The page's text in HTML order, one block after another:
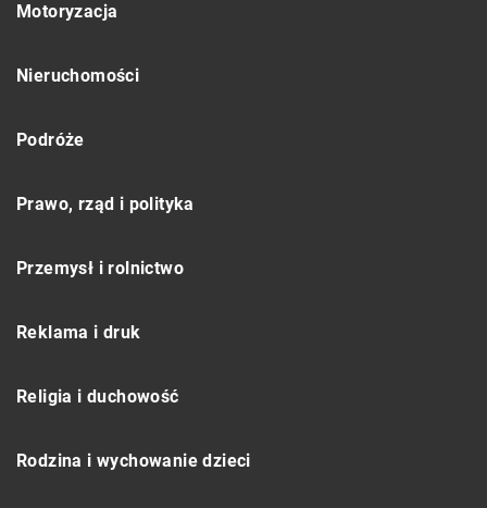
Motoryzacja
Nieruchomości
Podróże
Prawo, rząd i polityka
Przemysł i rolnictwo
Reklama i druk
Religia i duchowość
Rodzina i wychowanie dzieci